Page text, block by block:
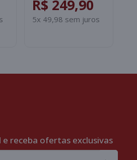
e receba ofertas exclusivas